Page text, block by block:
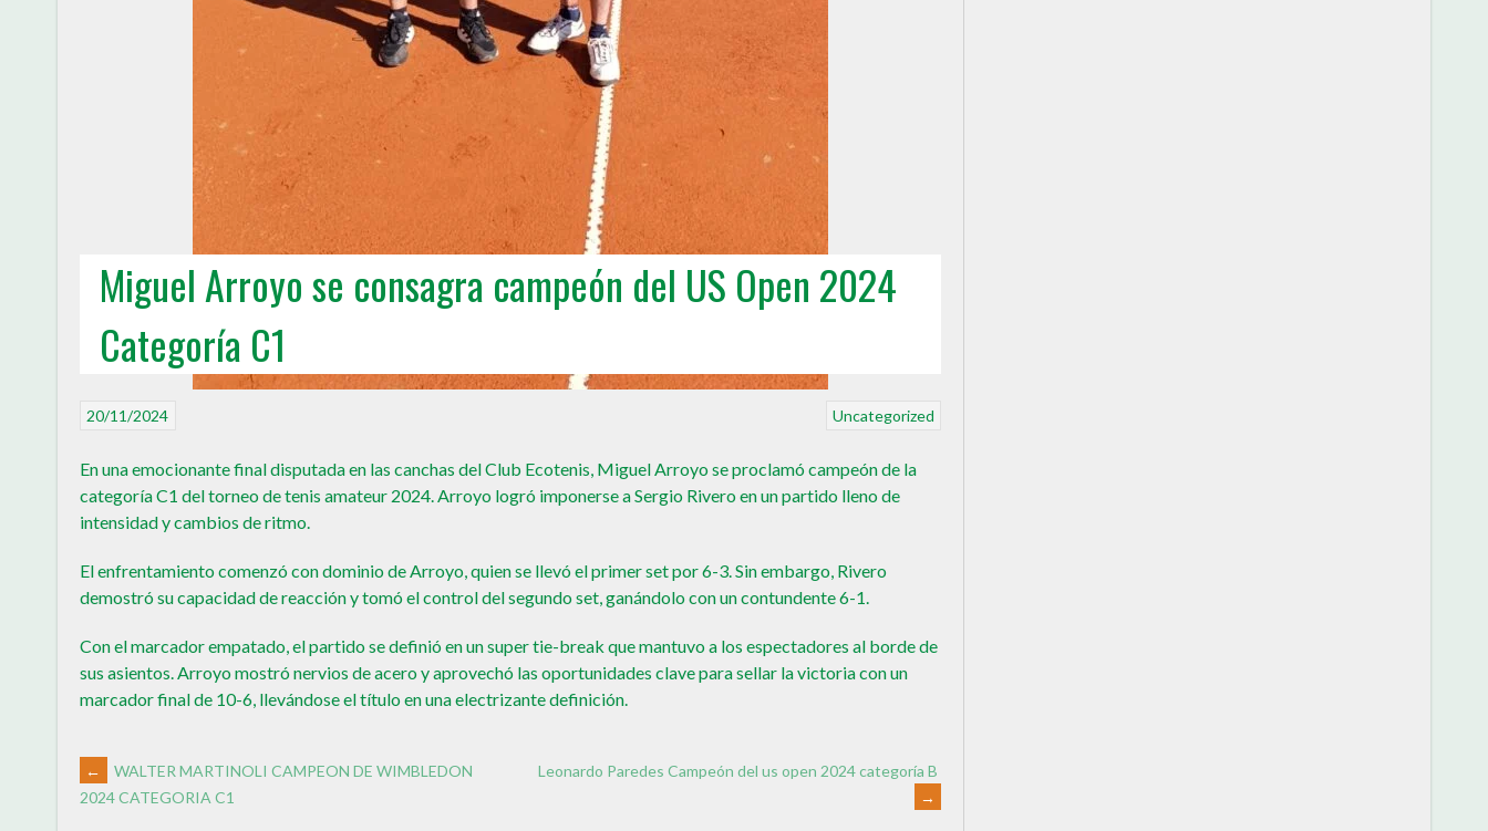
Miguel Arroyo se consagra campeón del US Open 2024
Categoría C1
Uncategorized
20/11/2024
En una emocionante final disputada en las canchas del Club Ecotenis, Miguel Arroyo se proclamó campeón de la
categoría C1 del torneo de tenis amateur 2024. Arroyo logró imponerse a Sergio Rivero en un partido lleno de
intensidad y cambios de ritmo.
El enfrentamiento comenzó con dominio de Arroyo, quien se llevó el primer set por 6-3. Sin embargo, Rivero
demostró su capacidad de reacción y tomó el control del segundo set, ganándolo con un contundente 6-1.
Con el marcador empatado, el partido se definió en un super tie-break que mantuvo a los espectadores al borde de
sus asientos. Arroyo mostró nervios de acero y aprovechó las oportunidades clave para sellar la victoria con un
marcador final de 10-6, llevándose el título en una electrizante definición.
←
WALTER MARTINOLI CAMPEON DE WIMBLEDON
2024 CATEGORIA C1
Leonardo Paredes Campeón del us open 2024 categoría B
→